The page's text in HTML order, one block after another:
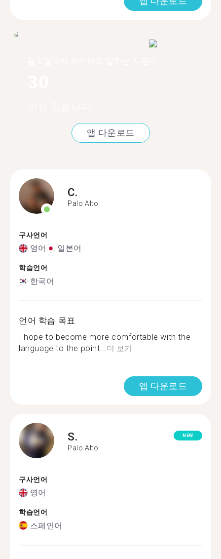
앱 다운로드
C.
Palo Alto
구사언어
영어 일본어
학습언어
한국어
언어 학습 목표
I hope to become more comfortable with the
language to the point... 더 보기
앱 다운로드
S.
Palo Alto
NEW
구사언어
영어
학습언어
스페인어